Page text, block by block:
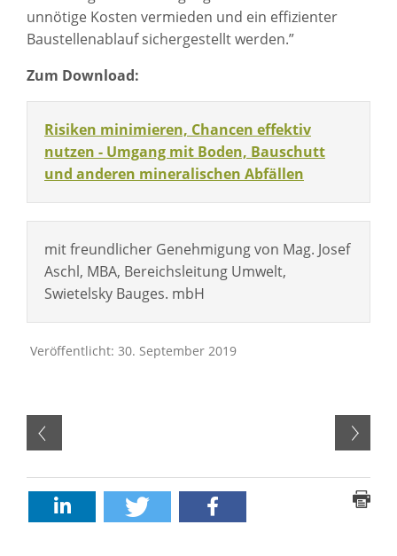
unnötige Kosten vermieden und ein effizienter
Baustellenablauf sichergestellt werden.”
Zum Download:
Risiken minimieren, Chancen effektiv
nutzen - Umgang mit Boden, Bauschutt
und anderen mineralischen Abfällen
mit freundlicher Genehmigung von Mag. Josef
Aschl, MBA, Bereichsleitung Umwelt,
Swietelsky Bauges. mbH
Veröffentlicht: 30. September 2019